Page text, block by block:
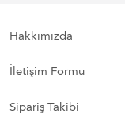
Hakkımızda
İletişim Formu
Sipariş Takibi